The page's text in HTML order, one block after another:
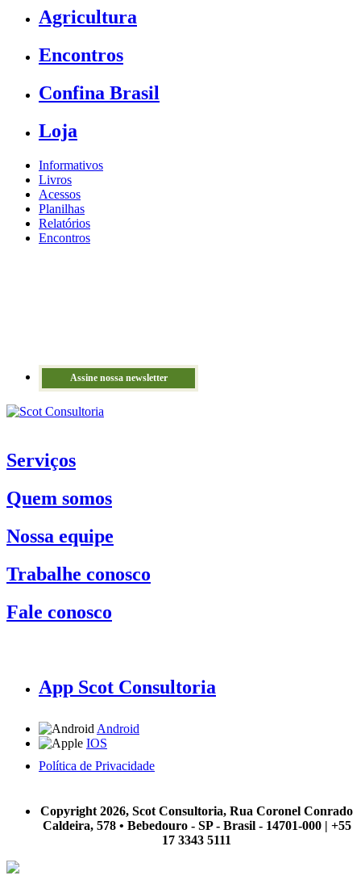
Agricultura
Encontros
Confina Brasil
Loja
Informativos
Livros
Acessos
Planilhas
Relatórios
Encontros
Assine nossa newsletter
Serviços
Quem somos
Nossa equipe
Trabalhe conosco
Fale conosco
App Scot Consultoria
Android
IOS
Política de Privacidade
Copyright 2026, Scot Consultoria, Rua Coronel Conrado
Caldeira, 578 • Bebedouro - SP - Brasil - 14701-000 | +55
17 3343 5111